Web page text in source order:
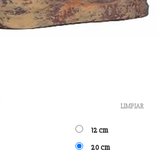
12 cm
20 cm
LIMPIAR